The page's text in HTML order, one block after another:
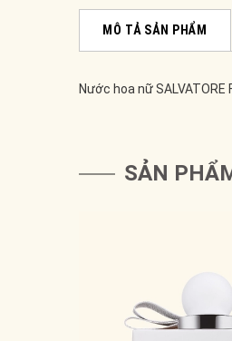
MÔ TẢ SẢN PHẨM
Nước hoa nữ
SẢN